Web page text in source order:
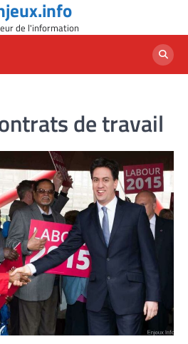
de l'information
de travail